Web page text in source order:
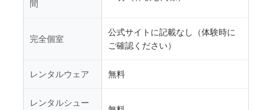
間
完全個室
公式サイトに記載なし（体験時に
ご確認ください）
レンタルウェア 無料
レンタルシュー